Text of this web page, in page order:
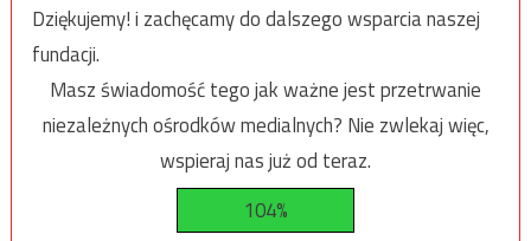
Dziękujemy! i zachęcamy do dalszego wsparcia naszej
fundacji.
Masz świadomość tego jak ważne jest przetrwanie
niezależnych ośrodków medialnych? Nie zwlekaj więc,
wspieraj nas już od teraz.
104%